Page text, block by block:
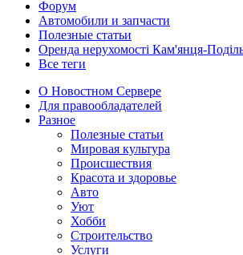
Форум
Автомобили и запчасти
Полезные статьи
Оренда нерухомості Кам'янця-
Все теги
О Новостном Сервере
Для правообладателей
Разное
Полезные статьи
Мировая культура
Происшествия
Красота и здоровье
Авто
Уют
Хобби
Строительство
Услуги